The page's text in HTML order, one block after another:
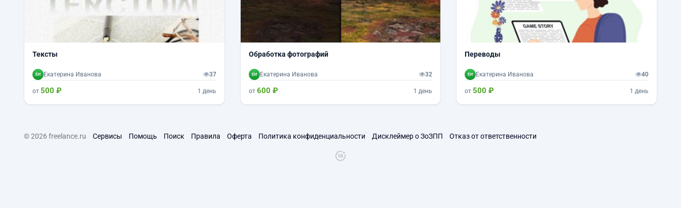
Тексты
Екатерина Иванова 37
от 500 ₽ 1 день
Обработка фотографий
Екатерина Иванова 32
от 600 ₽ 1 день
Переводы
Екатерина Иванова 40
от500 ₽ 1 день
© 2026 freelance.ru Сервисы Помощь Поиск Правила Оферта Политика конфиденциальности Дисклеймер о ЗоЗПП Отказ от ответственности